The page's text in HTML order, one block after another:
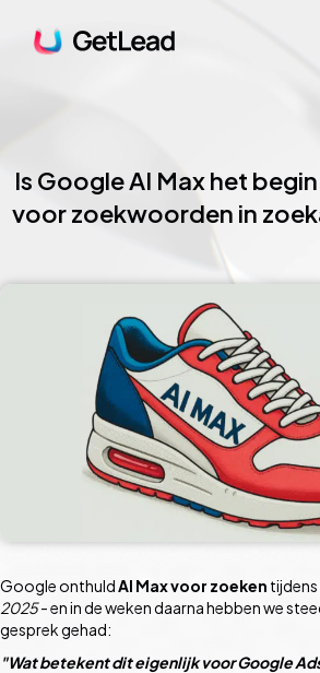
Is Google AI Max het
voor zoekwoorden in
Google onthuldAI Max voor zoeken tijdens
2025- en in de weken daarna hebben we
gesprek gehad:
"Wat betekent dit eigenlijk voor Google